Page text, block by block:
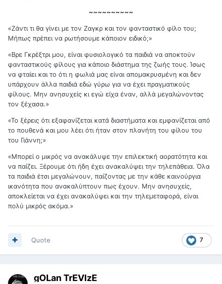
~~~~~~~~~~
«Ζάντι τι θα γίνει με τον Ζαγκρ και τον φανταστικό φίλο του;
Μήπως πρέπει να ρωτήσουμε κάποιον ειδικό;»
«Βρε Γκρέξτρι μου, είναι φυσιολογικό τα παιδιά να αποκτούν
φανταστικούς φίλους για κάποιο διάστημα της ζωής τους. Ίσως
να φταίει και το ότι η φωλιά μας είναι απομακρυσμένη και δεν
υπάρχουν άλλα παιδιά εδώ γύρω για να έχει πραγματικούς
φίλους. Μην ανησυχείς κι εγώ είχα έναν, αλλά μεγαλώνοντας
τον ξέχασα.»
«Το ξέρεις ότι εξαφανίζεται κατά διαστήματα και εμφανίζεται από
το πουθενά και μου λέει ότι ήταν στον πλανήτη του φίλου του
του Γιάννη;»
«Μπορεί ο μικρός να ανακάλυψε την επιλεκτική αορατότητα και
να παίζει. Ξέρουμε ότι ήδη έχει ανακαλύψει την τηλεπάθεια. Όλα
τα παιδιά έτσι μεγαλώνουν, παίζοντας με την κάθε καινούργια
ικανότητα που ανακαλύπτουν πως έχουν. Μην ανησυχείς,
αποκλείεται να έχει ανακαλύψει και την τηλεμεταφορά, είναι
πολύ μικρός ακόμα.»
7
Quote
gOLan TrEVIzE